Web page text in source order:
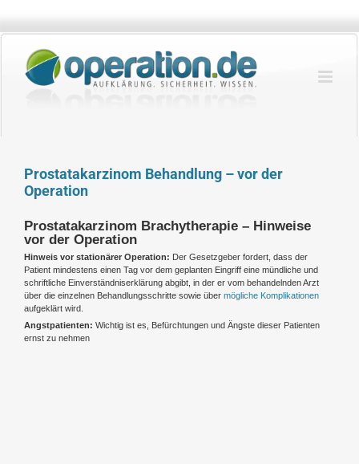
springen
Prostatakarzinom Behandlung – vor der
Operation
Prostatakarzinom Brachytherapie – Hinweise
vor der Operation
Hinweis vor stationärer Operation: Der Gesetzgeber fordert, dass der
Patient mindestens einen Tag vor dem geplanten Eingriff eine mündliche und
schriftliche Einverständniserklärung abgibt, in der er vom behandelnden Arzt
über die einzelnen Behandlungsschritte sowie über mögliche Komplikationen
aufgeklärt wird.
Angstpatienten: Wichtig ist es, Befürchtungen und Ängste dieser Patienten
ernst zu nehmen